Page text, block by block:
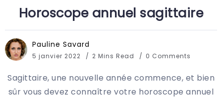
Horoscope annuel sagittaire
Pauline Savard
5 janvier 2022 2 Mins Read 0 Comments
Sagittaire, une nouvelle année commence, et bien
sûr vous devez connaître votre horoscope annuel